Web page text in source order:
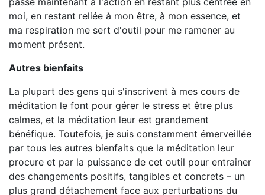
moi, en restant reliée à mon être, à mon essence, et
ma respiration me sert d'outil pour me ramener au
moment présent.
Autres bienfaits
La plupart des gens qui s'inscrivent à mes cours de
méditation le font pour gérer le stress et être plus
calmes, et la méditation leur est grandement
bénéfique. Toutefois, je suis constamment émerveillée
par tous les autres bienfaits que la méditation leur
procure et par la puissance de cet outil pour entrainer
des changements positifs, tangibles et concrets – un
plus grand détachement face aux perturbations du